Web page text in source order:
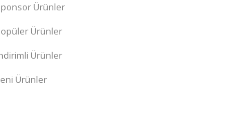
Ürünler
Ürünler
Ürünler
Ürünler